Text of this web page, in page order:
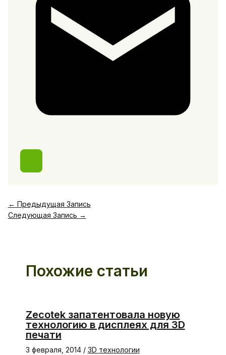
← Предыдущая Запись
Следующая Запись →
Похожие статьи
Zecotek запатентовала новую
технологию в дисплеях для 3D
печати
3 февраля, 2014 / 3D технологии